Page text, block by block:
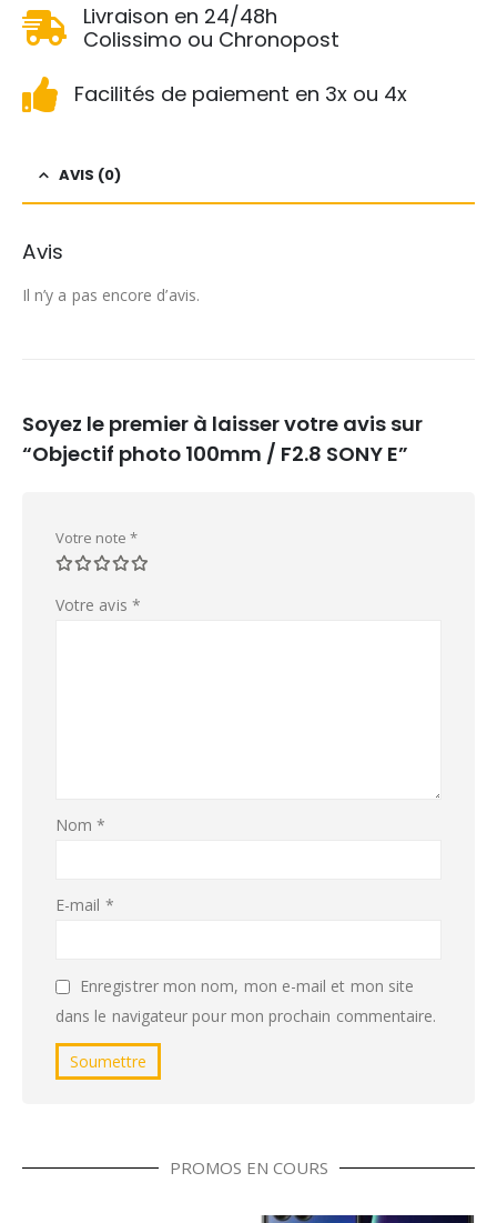
Livraison en 24/48h
Colissimo ou Chronopost
Facilités de paiement en 3x ou 4x
AVIS (0)
Avis
Il n’y a pas encore d’avis.
Soyez le premier à laisser votre avis sur
“Objectif photo 100mm / F2.8 SONY E”
Votre note *
Votre avis *
Nom*
E-mail *
Enregistrer mon nom, mon e-mail et mon site
dans le navigateur pour mon prochain commentaire.
PROMOS EN COURS